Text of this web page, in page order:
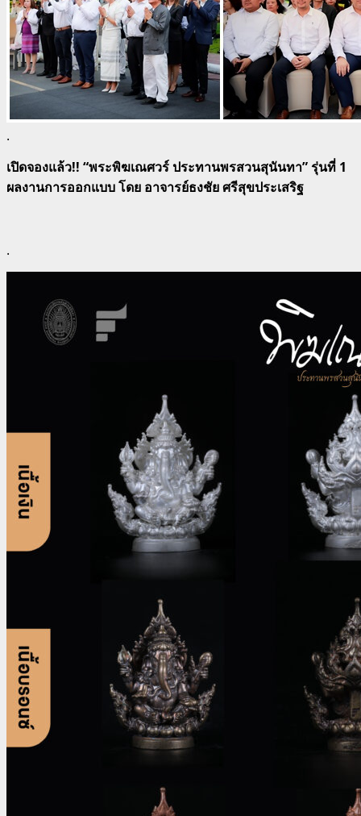
.
เปิดจองแล้ว!! “พระพิฆเณศวร์ ประทานพรสวนสุนันทา” รุ่นที่ 1
ผลงานการออกแบบ โดย อาจารย์ธงชัย ศรีสุขประเสริฐ
.